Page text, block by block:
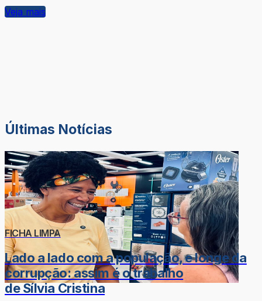
Veja mais
Últimas Notícias
FICHA LIMPA
Lado a lado com a população, e longe da
corrupção: assim é o trabalho
de Sílvia Cristina